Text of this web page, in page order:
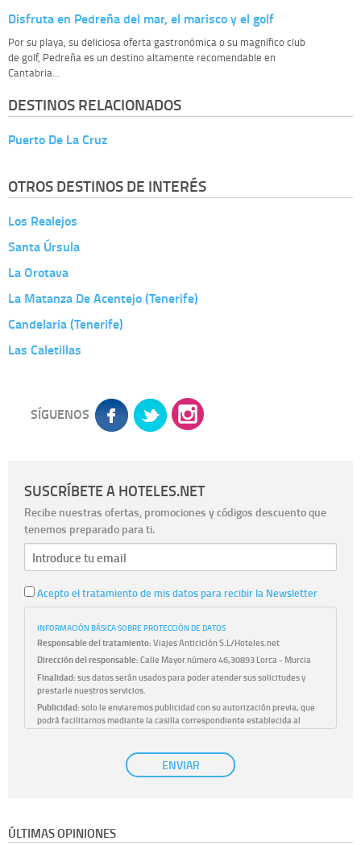
Disfruta en Pedreña del mar, el marisco y el golf
Por su playa, su deliciosa oferta gastronómica o su magnífico club
de golf, Pedreña es un destino altamente recomendable en
Cantabria...
DESTINOS RELACIONADOS
Puerto De La Cruz
OTROS DESTINOS DE INTERÉS
Los Realejos
Santa Úrsula
La Orotava
La Matanza De Acentejo (Tenerife)
Candelaria (Tenerife)
Las Caletillas
SÍGUENOS
SUSCRÍBETE A HOTELES.NET
Recibe nuestras ofertas, promociones y códigos descuento que
tenemos preparado para ti.
Acepto el tratamiento de mis datos para recibir la Newsletter
INFORMACIÓN BÁSICA SOBRE PROTECCIÓN DE DATOS
Responsable del tratamiento:Viajes Anticiclón S.L/Hoteles.net
Dirección del responsable:Calle Mayor número 46,30893 Lorca - Murcia
Finalidad:sus datos serán usados para poder atender sus solicitudes y
prestarle nuestros servicios.
Publicidad:solo le enviaremos publicidad con su autorización previa, que
podrá facilitarnos mediante la casilla correspondiente establecida al
efecto.
únicamente trataremos sus datos con su consentimiento
previo, que podrá facilitarnos mediante la casilla correspondiente
Derechos:tiene derecho a saber qué información tenemos sobre usted,
ENVIAR
ÚLTIMAS OPINIONES